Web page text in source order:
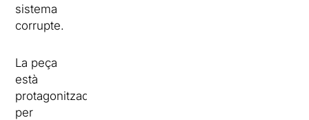
sistema
corrupte.
La peça
està
protagonitzada
per